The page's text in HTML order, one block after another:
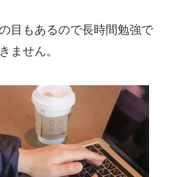
目もあるので長時間勉強で
ません。